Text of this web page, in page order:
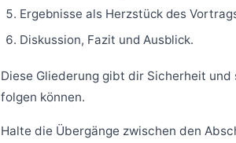
Ergebnisse als Herzstück des
Diskussion, Fazit und Ausblick.
Diese Gliederung gibt dir Sicherheit
folgen können.
Halte die Übergänge zwischen den